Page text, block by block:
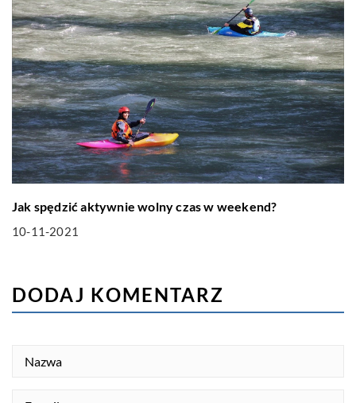
Jak spędzić aktywnie wolny czas w weekend?
10-11-2021
DODAJ KOMENTARZ